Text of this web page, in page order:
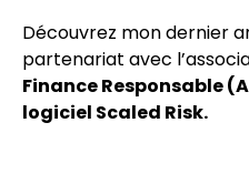
Découvrez mon dernier
partenariat avec
Finance Responsable
logiciel Scaled Risk.